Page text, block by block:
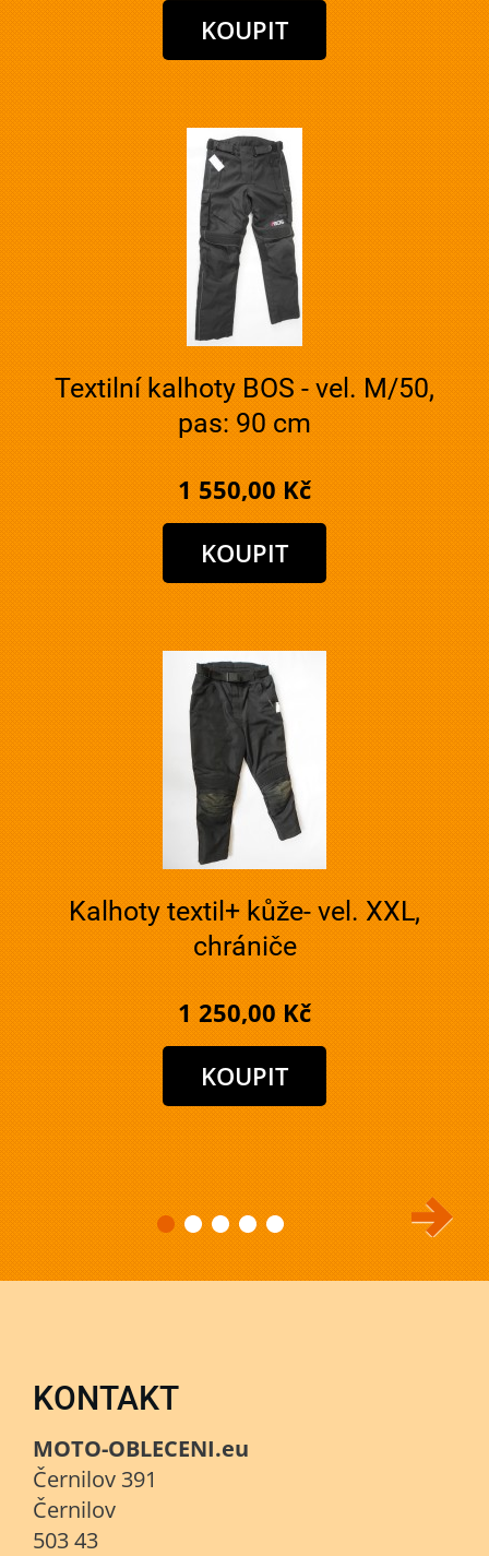
Textilní kalhoty BOS - vel. M/50,
pas: 90 cm
1 550,00 Kč
Kalhoty textil+ kůže- vel. XXL,
chrániče
1 250,00 Kč
KONTAKT
MOTO-OBLECENI.eu
Černilov 391
Černilov
503 43